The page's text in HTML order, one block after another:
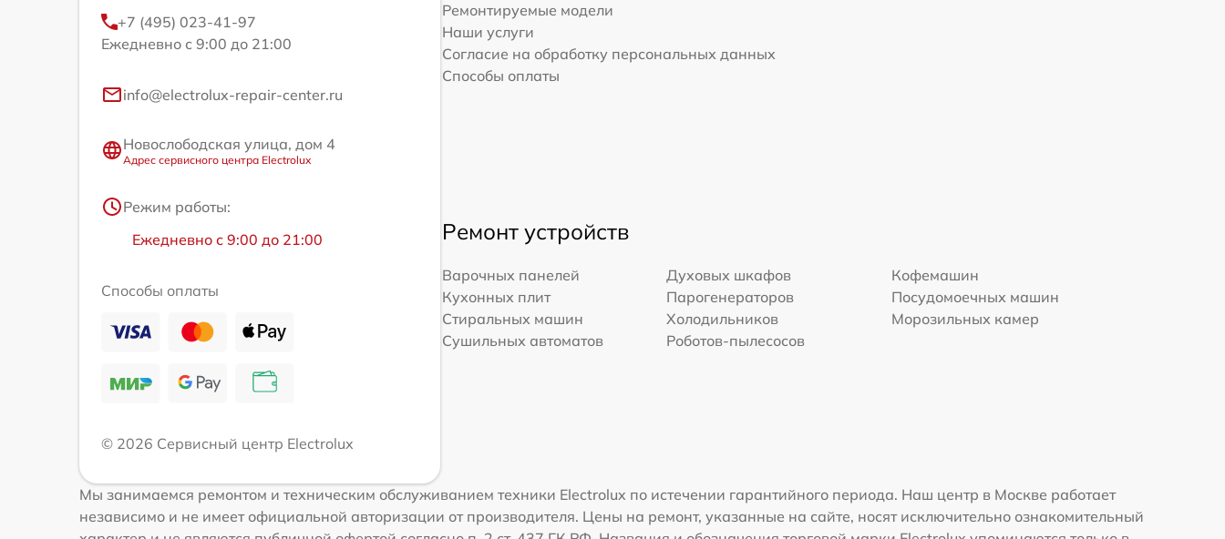
+7 (495) 023-41-97
Ежедневно с 9:00 до 21:00
info@electrolux-repair-center.ru
Новослободская улица, дом 4
Адрес сервисного центра Electrolux
Режим работы:
Ежедневно с 9:00 до 21:00
Способы оплаты
© 2026 Сервисный центр Electrolux
Ремонтируемые модели
Наши услуги
Согласие на обработку персональных данных
Способы оплаты
Ремонт устройств
Варочных панелей Духовых шкафов
Кофемашин
Кухонных плит
Парогенераторов
Посудомоечных машин
Стиральных машин
Холодильников
Морозильных камер
Сушильных автоматов
Роботов-пылесосов
Мы занимаемся ремонтом и техническим обслуживанием техники Electrolux по истечении гарантийного периода. Наш центр в Москве работает
независимо и не имеет официальной авторизации от производителя. Цены на ремонт, указанные на сайте, носят исключительно ознакомительный